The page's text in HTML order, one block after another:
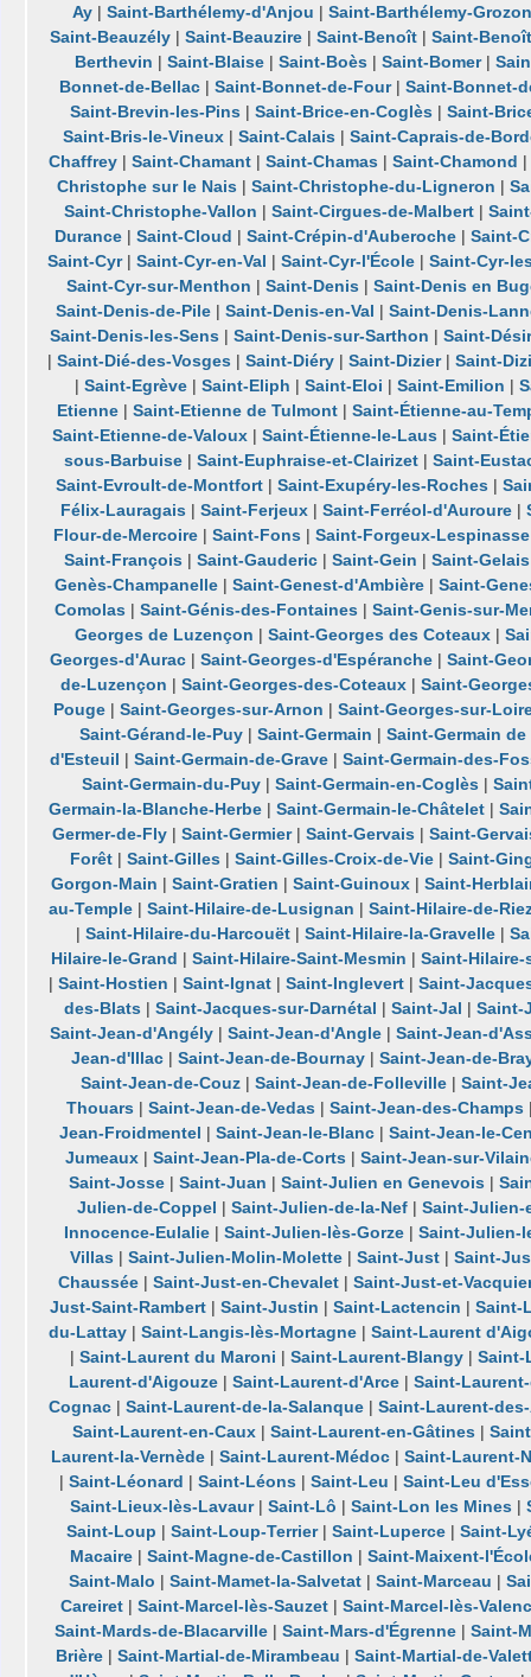
Ay| Saint-Barthélemy-d'Anjou | Saint-Barthélemy-Grozon
Saint-Beauzély |Saint-Beauzire |Saint-Benoît |Saint-
Berthevin | Saint-Blaise| Saint-Boès| Saint-Bomer|
Bonnet-de-Bellac| Saint-Bonnet-de-Four| Saint-Bonnet-
Saint-Brevin-les-Pins| Saint-Brice-en-Coglès| Saint-
Saint-Bris-le-Vineux |Saint-Calais |Saint-Caprais-de-
Chaffrey| Saint-Chamant| Saint-Chamas| Saint-Chamond |
Christophe sur le Nais| Saint-Christophe-du-Ligneron |
Saint-Christophe-Vallon |Saint-Cirgues-de-Malbert |
Durance| Saint-Cloud | Saint-Crépin-d'Auberoche| Saint-
Saint-Cyr|Saint-Cyr-en-Val |Saint-Cyr-l'École |Saint-Cyr-
Saint-Cyr-sur-Menthon |Saint-Denis |Saint-Denis en
Saint-Denis-de-Pile |Saint-Denis-en-Val |Saint-Denis-
Saint-Denis-les-Sens |Saint-Denis-sur-Sarthon |Saint-
|Saint-Dié-des-Vosges |Saint-Diéry |Saint-Dizier|Saint-
| Saint-Egrève| Saint-Eliph | Saint-Eloi | Saint-Emilion |
Etienne |Saint-Etienne de Tulmont |Saint-Étienne-au-
Saint-Etienne-de-Valoux| Saint-Étienne-le-Laus| Saint-
sous-Barbuise |Saint-Euphraise-et-Clairizet |Saint-
Saint-Evroult-de-Montfort| Saint-Exupéry-les-Roches|
Félix-Lauragais| Saint-Ferjeux| Saint-Ferréol-d'Auroure|
Flour-de-Mercoire |Saint-Fons |Saint-Forgeux-Lespinasse
Saint-François| Saint-Gauderic| Saint-Gein | Saint-Gelais
Genès-Champanelle| Saint-Genest-d'Ambière| Saint-
Comolas| Saint-Génis-des-Fontaines| Saint-Genis-sur-
Georges de Luzençon |Saint-Georges des Coteaux |
Georges-d'Aurac| Saint-Georges-d'Espéranche| Saint-
de-Luzençon | Saint-Georges-des-Coteaux| Saint-
Pouge |Saint-Georges-sur-Arnon |Saint-Georges-sur-
Saint-Gérand-le-Puy |Saint-Germain |Saint-Germain
d'Esteuil | Saint-Germain-de-Grave| Saint-Germain-des-
Saint-Germain-du-Puy |Saint-Germain-en-Coglès |
Germain-la-Blanche-Herbe| Saint-Germain-le-Châtelet|
Germer-de-Fly| Saint-Germier| Saint-Gervais| Saint-
Forêt| Saint-Gilles| Saint-Gilles-Croix-de-Vie| Saint-
Gorgon-Main | Saint-Gratien | Saint-Guinoux| Saint-
au-Temple |Saint-Hilaire-de-Lusignan |Saint-Hilaire-de-
| Saint-Hilaire-du-Harcouët| Saint-Hilaire-la-Gravelle|
Hilaire-le-Grand |Saint-Hilaire-Saint-Mesmin |Saint-
|Saint-Hostien |Saint-Ignat |Saint-Inglevert |Saint-
des-Blats| Saint-Jacques-sur-Darnétal | Saint-Jal | Saint-
Saint-Jean-d'Angély |Saint-Jean-d'Angle |Saint-Jean-
Jean-d'Illac| Saint-Jean-de-Bournay| Saint-Jean-de-
Saint-Jean-de-Couz |Saint-Jean-de-Folleville |Saint-
Thouars |Saint-Jean-de-Vedas |Saint-Jean-des-Champs
Jean-Froidmentel |Saint-Jean-le-Blanc |Saint-Jean-le-
Jumeaux |Saint-Jean-Pla-de-Corts |Saint-Jean-sur-
Saint-Josse |Saint-Juan |Saint-Julien en Genevois |
Julien-de-Coppel |Saint-Julien-de-la-Nef |Saint-Julien-
Innocence-Eulalie| Saint-Julien-lès-Gorze| Saint-Julien-
Villas| Saint-Julien-Molin-Molette| Saint-Just| Saint-
Chaussée| Saint-Just-en-Chevalet| Saint-Just-et-
Just-Saint-Rambert| Saint-Justin | Saint-Lactencin | Saint-
du-Lattay| Saint-Langis-lès-Mortagne| Saint-Laurent
| Saint-Laurent du Maroni | Saint-Laurent-Blangy| Saint-
Laurent-d'Aigouze |Saint-Laurent-d'Arce |Saint-
Cognac| Saint-Laurent-de-la-Salanque| Saint-Laurent-
Saint-Laurent-en-Caux |Saint-Laurent-en-Gâtines |
Laurent-la-Vernède |Saint-Laurent-Médoc |Saint-Laurent-
| Saint-Léonard | Saint-Léons| Saint-Leu | Saint-Leu
Saint-Lieux-lès-Lavaur| Saint-Lô | Saint-Lon les Mines|
Saint-Loup |Saint-Loup-Terrier|Saint-Luperce |Saint-
Macaire| Saint-Magne-de-Castillon | Saint-Maixent-
Saint-Malo |Saint-Mamet-la-Salvetat |Saint-Marceau |
Careiret| Saint-Marcel-lès-Sauzet| Saint-Marcel-lès-
Saint-Mards-de-Blacarville| Saint-Mars-d'Égrenne| Saint-
Brière| Saint-Martial-de-Mirambeau | Saint-Martial-de-